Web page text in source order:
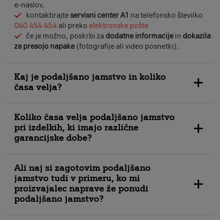
e-naslov,
kontaktirajteservisni center A1 na telefonsko številko
040 454 454ali preko elektronske pošte
če je možno, poskrbi zadodatne informacije in dokazila
za presojo napake (fotografije ali video posnetki).
Kaj je podaljšano jamstvo in koliko
časa velja?
izdelka, kupljenega v Nakupovalnici tudi po poteku
garancije proizvajalca.
Podaljšano jamstvo nastopi takoj po poteku tovarniške
dodatke za mobilne telefone.
Primer: Garancija proizvajalca velja 2 leti. Po poteku
garancije je naprava zaščitena še 2 leti s podaljšanim
jamstvom.
Koliko časa velja podaljšano jamstvo
pri izdelkih, ki imajo različne
garancijske dobe?
garancije, ne glede na to, koliko dolgo ta traja.
Primer: Naprava ima garancijo 12 mesecev, baterija tega
izdelka pa 6 mesecev.
V tem primeru podaljšano jamstvo pokrije oboje.
Ali naj si zagotovim podaljšano
jamstvo tudi v primeru, ko mi
proizvajalec naprave že ponudi
podaljšano jamstvo?